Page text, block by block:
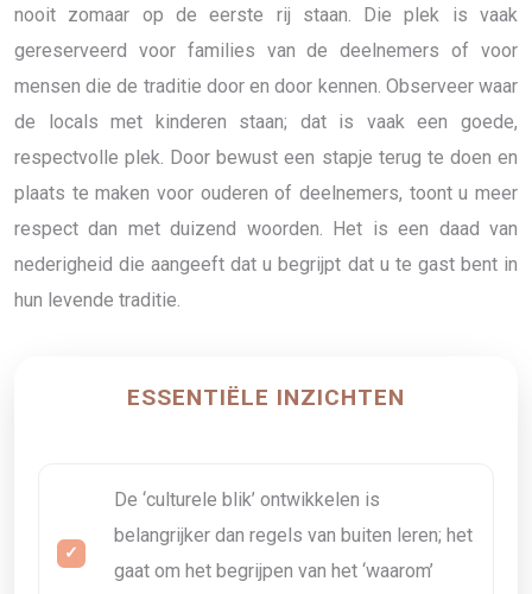
nooit zomaar op de eerste rij staan. Die plek is vaak
gereserveerd voor families van de deelnemers of voor
mensen die de traditie door en door kennen. Observeer waar
de locals met kinderen staan; dat is vaak een goede,
respectvolle plek. Door bewust een stapje terug te doen en
plaats te maken voor ouderen of deelnemers, toont u meer
respect dan met duizend woorden. Het is een daad van
nederigheid die aangeeft dat u begrijpt dat u te gast bent in
hun levende traditie.
ESSENTIËLE INZICHTEN
De ‘culturele blik’ ontwikkelen is
belangrijker dan regels van buiten leren; het
gaat om het begrijpen van het ‘waarom’